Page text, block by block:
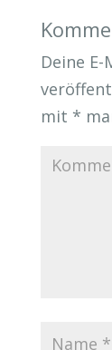
Deine
mit *